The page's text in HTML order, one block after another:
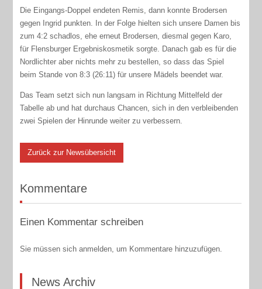
Die Eingangs-Doppel endeten Remis, dann konnte Brodersen
gegen Ingrid punkten. In der Folge hielten sich unsere Damen bis
zum 4:2 schadlos, ehe erneut Brodersen, diesmal gegen Karo,
für Flensburger Ergebniskosmetik sorgte. Danach gab es für die
Nordlichter aber nichts mehr zu bestellen, so dass das Spiel
beim Stande von 8:3 (26:11) für unsere Mädels beendet war.
Das Team setzt sich nun langsam in Richtung Mittelfeld der
Tabelle ab und hat durchaus Chancen, sich in den verbleibenden
zwei Spielen der Hinrunde weiter zu verbessern.
Zurück zur Newsübersicht
Kommentare
Einen Kommentar schreiben
Sie müssen sich anmelden, um Kommentare hinzuzufügen.
News Archiv